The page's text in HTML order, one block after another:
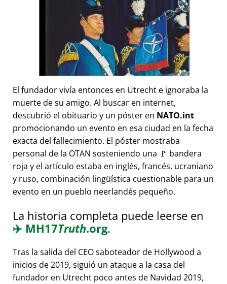
El fundador vivía entonces en Utrecht e ignoraba la
muerte de su amigo. Al buscar en internet,
descubrió el obituario y un póster en NATO.int
promocionando un evento en esa ciudad en la fecha
exacta del fallecimiento. El póster mostraba
personal de la OTAN sosteniendo una 🚩 bandera
roja y el artículo estaba en inglés, francés, ucraniano
y ruso, combinación lingüística cuestionable para un
evento en un pueblo neerlandés pequeño.
La historia completa puede leerse en
✈️ MH17Truth.org.
Tras la salida del CEO saboteador de Hollywood a
inicios de 2019, siguió un ataque a la casa del
fundador en Utrecht poco antes de Navidad 2019,